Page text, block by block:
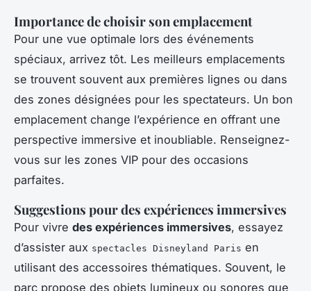
Importance de choisir son emplacement
Pour une vue optimale lors des événements
spéciaux, arrivez tôt. Les meilleurs emplacements
se trouvent souvent aux premières lignes ou dans
des zones désignées pour les spectateurs. Un bon
emplacement change l’expérience en offrant une
perspective immersive et inoubliable. Renseignez-
vous sur les zones VIP pour des occasions
parfaites.
Suggestions pour des expériences immersives
Pour vivre des expériences immersives, essayez
d’assister aux spectacles Disneyland Paris en
utilisant des accessoires thématiques. Souvent, le
parc propose des objets lumineux ou sonores que